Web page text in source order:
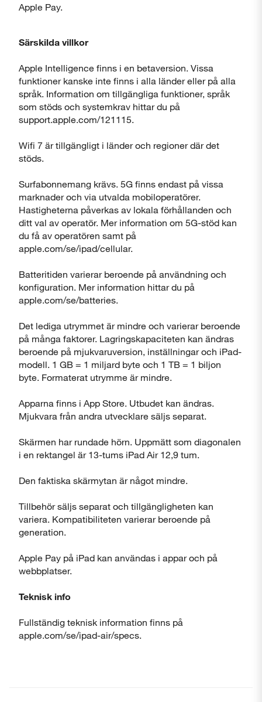
Apple Pay.
Särskilda villkor
Apple Intelligence finns i en betaversion. Vissa
funktioner kanske inte finns i alla länder eller på alla
språk. Information om tillgängliga funktioner, språk
som stöds och systemkrav hittar du på
support.apple.com/121115.
Wifi 7 är tillgängligt i länder och regioner där det
stöds.
Surfabonnemang krävs. 5G finns endast på vissa
marknader och via utvalda mobiloperatörer.
Hastigheterna påverkas av lokala förhållanden och
ditt val av operatör. Mer information om 5G-stöd kan
du få av operatören samt på
apple.com/se/ipad/cellular.
Batteritiden varierar beroende på användning och
konfiguration. Mer information hittar du på
apple.com/se/batteries.
Det lediga utrymmet är mindre och varierar beroende
på många faktorer. Lagringskapaciteten kan ändras
beroende på mjukvaruversion, inställningar och iPad-
modell. 1 GB = 1 miljard byte och 1 TB = 1 biljon
byte. Formaterat utrymme är mindre.
Apparna finns i App Store. Utbudet kan ändras.
Mjukvara från andra utvecklare säljs separat.
Skärmen har rundade hörn. Uppmätt som diagonalen
i en rektangel är 13-tums iPad Air 12,9 tum.
Den faktiska skärmytan är något mindre.
Tillbehör säljs separat och tillgängligheten kan
variera. Kompatibiliteten varierar beroende på
generation.
Apple Pay på iPad kan användas i appar och på
webbplatser.
Teknisk info
Fullständig teknisk information finns på
apple.com/se/ipad-air/specs.